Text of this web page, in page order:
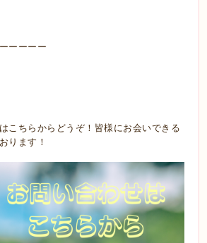
ーーーー
こちらからどうぞ！皆様にお会いできる
ります！